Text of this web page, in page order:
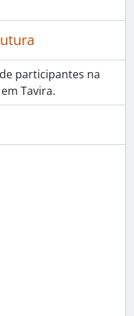
participantes na
Tavira.